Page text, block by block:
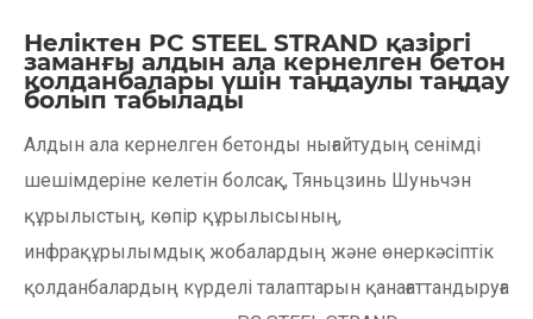
Неліктен PC STEEL STRAND қазіргі
заманғы алдын ала кернелген бетон
қолданбалары үшін таңдаулы таңдау
болып табылады
Алдын ала кернелген бетонды нығайтудың сенімді
шешімдеріне келетін болсақ, Тяньцзинь Шуньчэн
құрылыстың, көпір құрылысының,
инфрақұрылымдық жобалардың және өнеркәсіптік
қолданбалардың күрделі талаптарын қанағаттандыруға